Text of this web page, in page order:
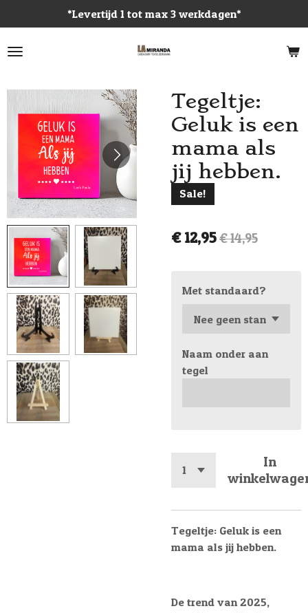
direct
naar
*Levertijd 1 tot max 3 werkdagen*
Tegeltje:
Geluk is een
mama als
jij hebben.
Sale!
€ 12,95€ 14,95
Met standaard?
Naam onder aan
tegel
In
Tegeltje: Geluk is een
mama als jij hebben.
De trend van 2025,